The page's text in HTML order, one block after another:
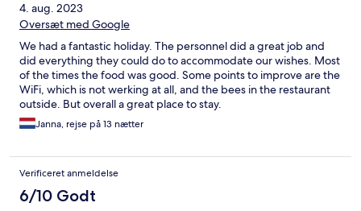
4. aug. 2023
Oversæt med Google
We had a fantastic holiday. The personnel did a great job and
did everything they could do to accommodate our wishes. Most
of the times the food was good. Some points to improve are the
WiFi, which is not werking at all, and the bees in the restaurant
outside. But overall a great place to stay.
Janna, rejse på 13 nætter
Verificeret anmeldelse
6/10 Godt